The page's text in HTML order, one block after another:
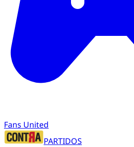
Fans United
PARTIDOS